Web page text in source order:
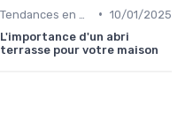
• 10/01/2025
L'importance d'un abri
terrasse pour votre maison